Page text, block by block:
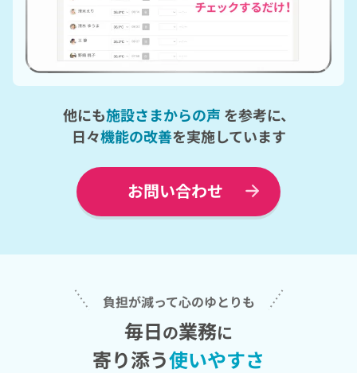
他にも施設さまからの声 を参考に、
日々機能の改善を実施しています
お問い合わせ
負担が減って心のゆとりも
毎日 の業務に
寄り添う使いやすさ